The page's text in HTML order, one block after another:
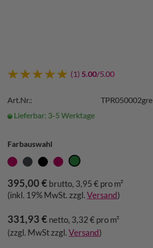
(1) 5.00/5.00
Art.Nr.:
TPR050002gre
Lieferbar: 3-5 Werktage
Farbauswahl
395,00 € brutto, 3,95 € pro m²
(inkl. 19% MwSt. zzgl. Versand )
331,93 € netto, 3,32 € pro m²
(zzgl. MwSt zzgl. Versand)